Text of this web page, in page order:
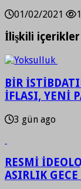
01/02/2021
İlişkili içerikler
BİR
İFLASI, YENİ
3 gün ago
RESMİ
ASIRLIK GECE